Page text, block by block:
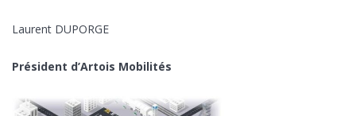
Laurent DUPORGE
Président d’Artois Mobilités